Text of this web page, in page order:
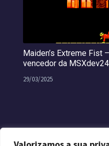
Maiden’s Extreme Fist
vencedor da MSXdev24
29/03/2025